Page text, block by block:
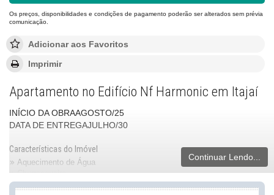
Os preços, disponibilidades e condições de pagamento poderão ser alterados sem prévia
comunicação.
Adicionar aos Favoritos
Imprimir
Apartamento no Edifício Nf Harmonic em Itajaí
INÍCIO DA OBRAAGOSTO/25
DATA DE ENTREGAJULHO/30
Características do Imóvel
Aquecimento de Água
Churrasqueira
Piso Porcelanato
Continuar Lendo...